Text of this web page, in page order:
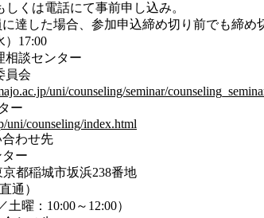
くは電話にて事前申し込み。
達した場合、参加申込締め切り前でも締め
）17:00
相談センター
員会
uni/counseling/seminar/
ー
uni/counseling/index.html
わせ先
ー
都稲城市坂浜238番地
通）
曜：10:00～12:00）